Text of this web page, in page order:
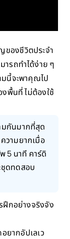
ของชีวิตประจำ
รถทำได้ง่าย ๆ
นี้จะพาคุณไป
พื้นที่ ไม่ต้องใช้
มกันมากที่สุด
วามยากเมื่อ
5 นาที คาร์ดิ
ชุดทดสอบ
กอย่างจริงจัง
ยากอัปเลเว